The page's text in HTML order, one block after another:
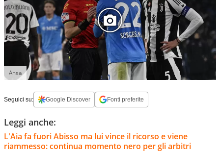
Ansa
Seguici su: Google Discover Fonti preferite
Leggi anche:
L'Aia fa fuori Abisso ma lui vince il ricorso e viene
riammesso: continua momento nero per gli arbitri